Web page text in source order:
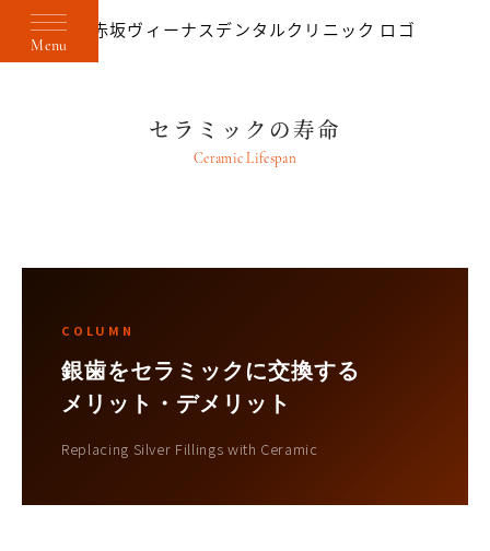
Menu
セラミックの寿命
Ceramic Lifespan
COLUMN
銀歯をセラミックに交換する
メリット・デメリット
Replacing Silver Fillings with Ceramic